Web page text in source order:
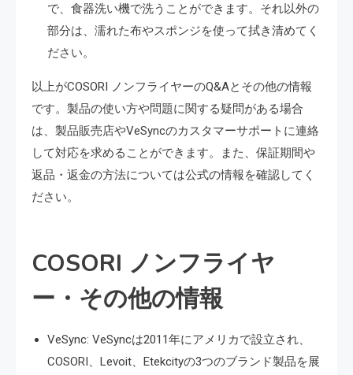
で、食器洗い機で洗うことができます。それ以外の
部分は、濡れた布やスポンジを使って拭き清めてく
ださい。
以上がCOSORI ノンフライヤーのQ&Aとその他の情報
です。製品の使い方や問題に関する疑問がある場合
は、製品販売店やVeSyncのカスタマーサポートに連絡
して対応を求めることができます。また、保証期間や
返品・返金の方法については公式の情報を確認してく
ださい。
COSORI ノンフライヤ
ー・その他の情報
VeSync: VeSyncは2011年にアメリカで設立され、
COSORI、Levoit、Etekcityの3つのブランド製品を展